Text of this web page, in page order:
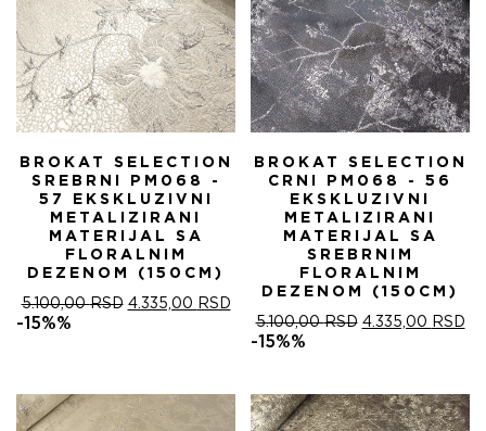
BROKAT SELECTION
SREBRNI PM068 -
57 EKSKLUZIVNI
METALIZIRANI
MATERIJAL SA
FLORALNIM
DEZENOM (150CM)
5.100,00RSD ОРИГИНАЛНА
4.335,00 RSDТРЕНУТНА
ЦЕНА
-15%%
BROKAT SELECTION
CRNI PM068 - 56
EKSKLUZIVNI
METALIZIRANI
MATERIJAL SA
SREBRNIM
FLORALNIM
DEZENOM (150CM)
5.100,00RSD ОРИГИНАЛНА
5.100,00 RSD.
4.335,00 RSD
-15%%